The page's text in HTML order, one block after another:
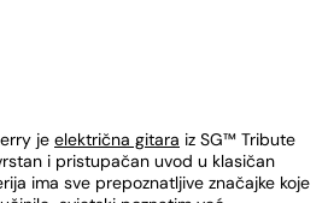
je električna gitara iz SG™ Tribute
i pristupačan uvod u klasičan
ima sve prepoznatljive značajke koje